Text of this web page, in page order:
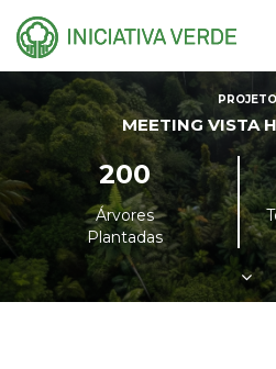
PROJETO
MEETING VISTA
200
Árvores
Plantadas